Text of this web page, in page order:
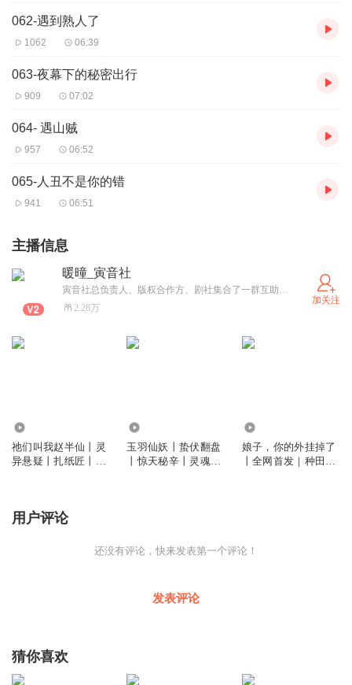
062-遇到熟人了
1062 06:39
063-夜幕下的秘密出行
909 07:02
064- 遇山贼
957 06:52
065-人丑不是你的错
941 06:51
主播信息
暖曈_寅音社
寅音社总负责人、版权合作方、剧社集合了一群互助共赢，共同成长的优秀主播（入群V号Yinyins2025）
2.28万
加关注
祂们叫我赵半仙丨灵
异悬疑丨扎纸匠丨风
玉羽仙妖丨蛰伏翻盘
丨惊天秘辛丨灵魂互
娘子，你的外挂掉了
丨全网首发｜种田爽
用户评论
还没有评论，快来发表第一个评论！
发表评论
猜你喜欢